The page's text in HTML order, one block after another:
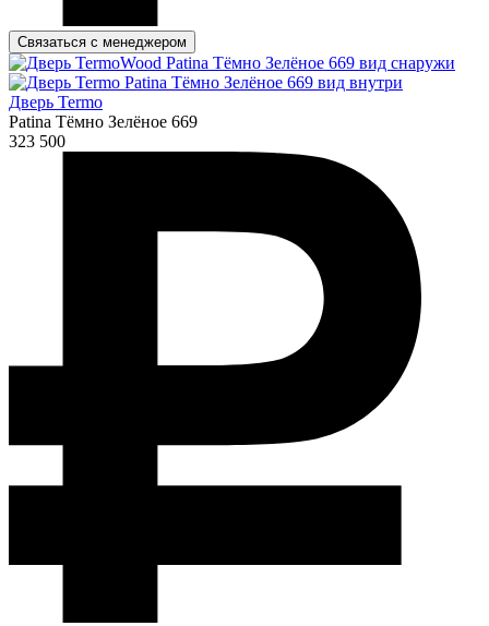
Связаться с менеджером
Дверь Termo
Patina Тёмно Зелёное 669
323 500